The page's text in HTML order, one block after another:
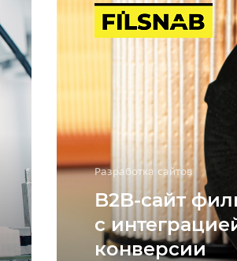
Разработка сайтов
B2B-сайт
с
конверсии